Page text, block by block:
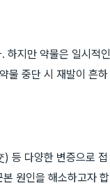
하지만 약물은 일시적인
물 중단 시 재발이 흔하
등 다양한 변증으로 접
원인을 해소하고자 합